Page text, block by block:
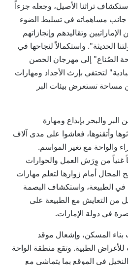
تراثنا الأصيل، وجعله جزءاً
جانب مساهماته في تسليط الضوء
وتقاليدهم وإنجازاتهم
الحديثة". واستكمالاً لنجاحها في
الصُناع" إلى مهرجان الحصن
لتحتفي بإرث الأجداد ومهارات
مساحة تستعرض بيئات البر
والبحر بإبداع ومهارة
وأتقنوها، فعاشوا على مدى آلاف
والواحة مع تغير المواسم.
غنياً من وِرَش العمل والحوارات
المجال أمام زوارها لتعلم مهارات
في الطبيعة، واستكشاف البصمة
من التعايش مع الطبيعة على
في دولة الإمارات.
بناء المسكن، وإشعال موقد
للأغراض الطبية. وتقع منطقة الواحة
في الموقع بما يتماشى مع